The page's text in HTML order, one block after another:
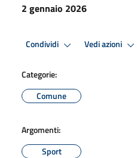
2 gennaio 2026
Condividi Vedi azioni
Categorie:
Comune
Argomenti:
Sport